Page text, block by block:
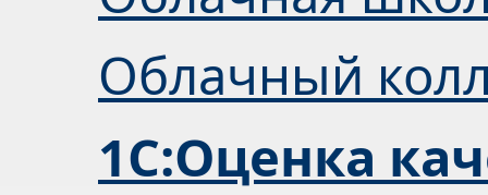
Облачный
1С:Оценка